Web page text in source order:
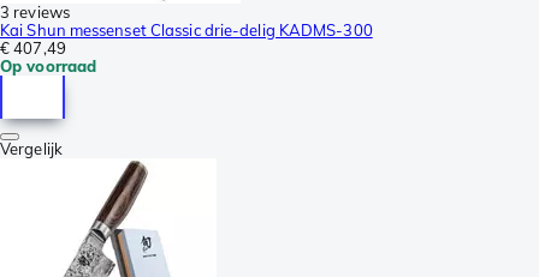
3 reviews
Kai Shun messenset Classic drie-delig KADMS-300
€ 407,49
Op voorraad
Vergelijk